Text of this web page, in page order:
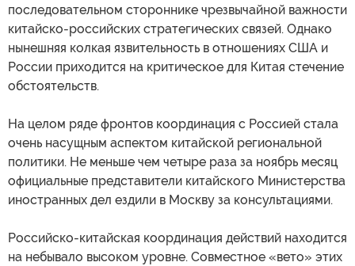
последовательном стороннике чрезвычайной важности
китайско-российских стратегических связей. Однако
нынешняя колкая язвительность в отношениях США и
России приходится нa критическое для Китая стечение
обстоятельств.
На целом ряде фронтов координация с Россией стала
очень насущным аспектом китайской региональной
политики. Не меньше чем четыре раза за ноябрь месяц
официальные представители китайского Министерства
иностранных дел ездили в Москву за консультациями.
Российско-китайская координация действий находится
на небывало высоком уровне. Совместное «вето» этих